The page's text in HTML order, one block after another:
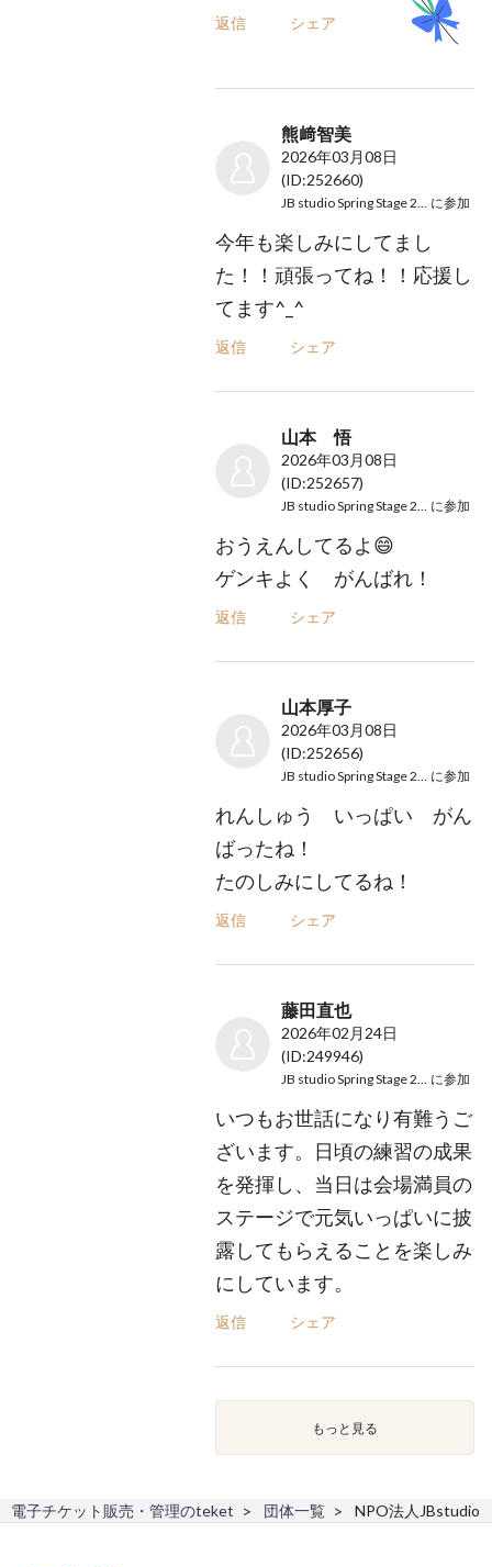
返信 シェア
熊﨑智美
2026年03月08日
(ID:252660)
に参加
今年も楽しみにしてまし
た！！頑張ってね！！応援し
てます^_^
返信 シェア
山本 悟
2026年03月08日
(ID:252657)
に参加
おうえんしてるよ😄
ゲンキよく がんばれ！
返信 シェア
山本厚子
2026年03月08日
(ID:252656)
に参加
れんしゅう いっぱい がん
ばったね！
たのしみにしてるね！
返信 シェア
藤田直也
2026年02月24日
(ID:249946)
に参加
いつもお世話になり有難うご
ざいます。日頃の練習の成果
を発揮し、当日は会場満員の
ステージで元気いっぱいに披
露してもらえることを楽しみ
にしています。
返信 シェア
もっと見る
電子チケット販売・管理のteket 団体一覧 NPO法人JBstudio